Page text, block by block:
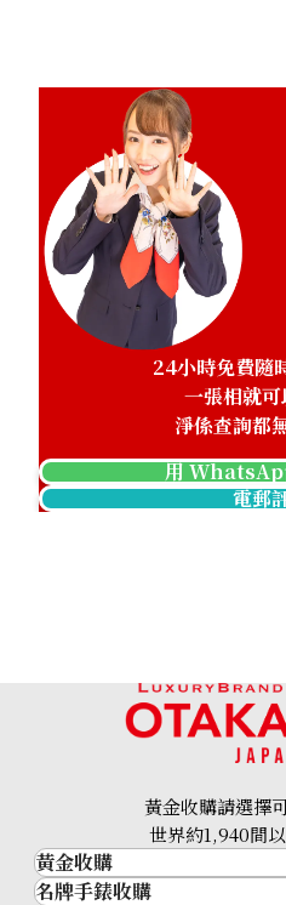
24小時免費隨
一張相就可
淨係查詢都
用
電郵
黃金收購請選擇
世界約1,940間
黃金收購
黃金･金條
名牌手錶收購